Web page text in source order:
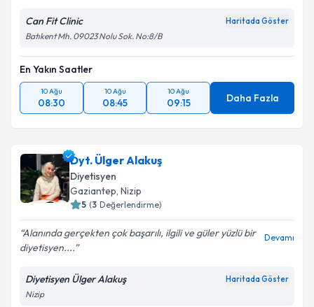
Can Fit Clinic Haritada Göster
Batıkent Mh. 09023 Nolu Sok. No:8/B
En Yakın Saatler
10 Ağu
08:30
10 Ağu
08:45
10 Ağu
09:15 Daha Fazla
Dyt. Ülger Alakuş
Diyetisyen
Gaziantep, Nizip
5 (3 Değerlendirme)
Alanında gerçekten çok başarılı, ilgili ve güler yüzlü bir
diyetisyen....
Devamı
Diyetisyen Ülger Alakuş Haritada Göster
Nizip